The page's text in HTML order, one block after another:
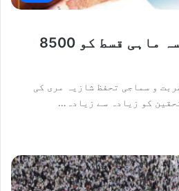
بینظیر کفالت کی سہ ماہی قسط کو 8500
و سماجی تحفظ شازیہ مری کی
کو زیادہ سے زیادہ…